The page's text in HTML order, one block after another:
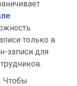
только в
записи для
. Чтобы